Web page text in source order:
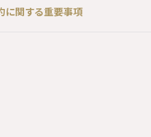
に関する重要事項